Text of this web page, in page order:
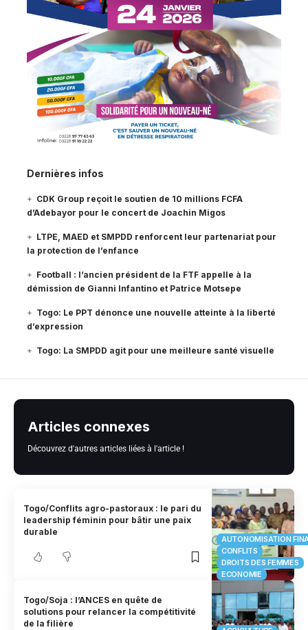
Dernières infos
CDK Group reçoit le soutien de 10 millions FCFA
d’Adebayor pour le concert de Joachin Migos
LTPE, MAED et SMPDD renforcent leur partenariat pour
la protection de l’enfance
Football : l’ancien président de la FTF appelle à la
démission de Gianni Infantino et Patrice Motsepe
Togo: Le PPT dénonce une nouvelle atteinte à la liberté
d’expression
Togo: La SMPDD agit pour une meilleure santé visuelle
Articles connexes
Découvrez d'autres articles liées à l'article !
AUTONOMISATION
CONFLITS
DROITS DES FEMMES
ECONOMIE
Togo/Conflits agro-pastoraux : le pari du
leadership féminin pour bâtir une paix
durable
Togo/Soja : l’ANCES en quête de
solutions pour relancer la compétitivité
de la filière